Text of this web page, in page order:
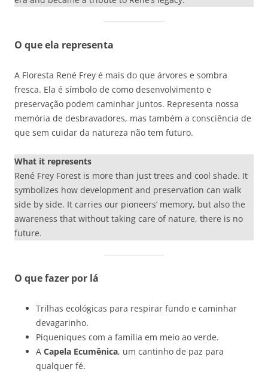
O que ela representa
A Floresta René Frey é mais do que árvores e sombra
fresca. Ela é símbolo de como desenvolvimento e
preservação podem caminhar juntos. Representa nossa
memória de desbravadores, mas também a consciência de
que sem cuidar da natureza não tem futuro.
What it represents
René Frey Forest is more than just trees and cool shade. It
symbolizes how development and preservation can walk
side by side. It carries our pioneers’ memory, but also the
awareness that without taking care of nature, there is no
future.
O que fazer por lá
Trilhas ecológicas para respirar fundo e caminhar
devagarinho.
Piqueniques com a família em meio ao verde.
A Capela Ecumênica, um cantinho de paz para
qualquer fé.